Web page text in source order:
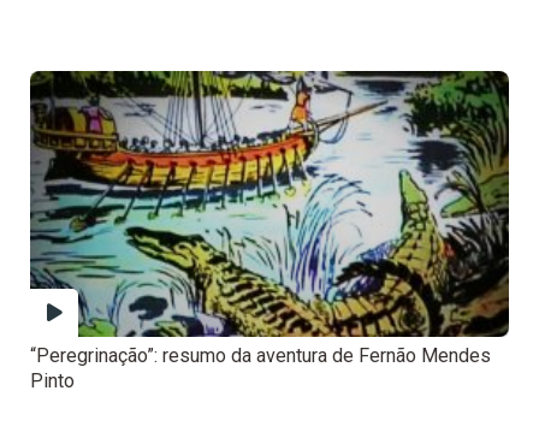
“Peregrinação”: resumo da aventura de Fernão Mendes
Pinto